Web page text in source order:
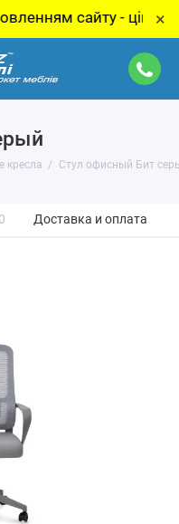
сайту - ціну за ×
кресла Стул офисный Бит
0 Доставка и оплата